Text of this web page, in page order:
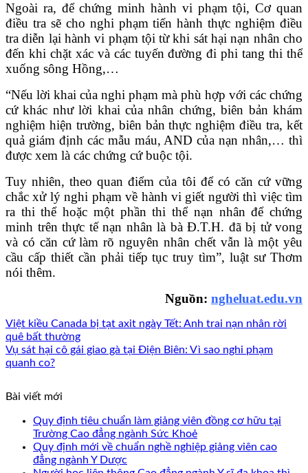
Ngoài ra, để chứng minh hành vi phạm tội, Cơ quan
điều tra sẽ cho nghi phạm tiến hành thực nghiệm điều
tra diễn lại hành vi phạm tội từ khi sát hại nạn nhân cho
đến khi chặt xác và các tuyến đường đi phi tang thi thể
xuống sông Hồng,…
“Nếu lời khai của nghi phạm mà phù hợp với các chứng
cứ khác như lời khai của nhân chứng, biên bản khám
nghiệm hiện trường, biên bản thực nghiệm điều tra, kết
quả giám định các mẫu máu, AND của nạn nhân,… thì
được xem là các chứng cứ buộc tội.
Tuy nhiên, theo quan điểm của tôi để có căn cứ vững
chắc xử lý nghi phạm về hành vi giết người thì việc tìm
ra thi thể hoặc một phần thi thể nạn nhân để chứng
minh trên thực tế nạn nhân là bà Đ.T.H. đã bị tử vong
và có căn cứ làm rõ nguyên nhân chết vẫn là một yêu
cầu cấp thiết cần phải tiếp tục truy tìm”, luật sư Thơm
nói thêm.
Nguồn: ngheluat.edu.vn
Việt kiều Canada bị tạt axit ngày Tết: Anh trai nạn nhân rời
quê bất thường
Vụ sát hại cô gái giao gà tại Điện Biên: Vì sao nghi phạm
quanh co?
Bài viết mới
Quy định tiêu chuẩn làm giảng viên đồng cơ hữu tại
Trường Cao đẳng ngành Sức Khoẻ
Quy định mới về chuẩn nghề nghiệp giảng viên cao
đẳng ngành Y Dược